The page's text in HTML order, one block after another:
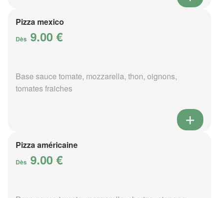
Pizza mexico
Dès 9.00 €
Base sauce tomate, mozzarella, thon, oignons,
tomates fraiches
Pizza américaine
Dès 9.00 €